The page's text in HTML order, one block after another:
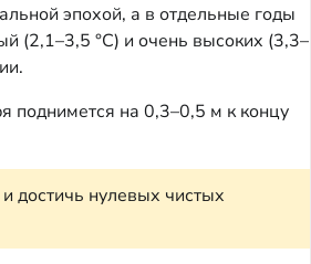
эпохой, а в отдельные годы
(2,1–3,5 °C) и очень высоких (3,3–
поднимется на 0,3–0,5 м к концу
достичь нулевых чистых